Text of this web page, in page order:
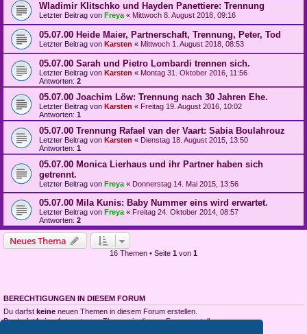
Wladimir Klitschko und Hayden Panettiere: Trennung
Letzter Beitrag von Freya « Mittwoch 8. August 2018, 09:16
05.07.00 Heide Maier, Partnerschaft, Trennung, Peter, Tod
Letzter Beitrag von Karsten « Mittwoch 1. August 2018, 08:53
05.07.00 Sarah und Pietro Lombardi trennen sich.
Letzter Beitrag von Karsten « Montag 31. Oktober 2016, 11:56
Antworten: 2
05.07.00 Joachim Löw: Trennung nach 30 Jahren Ehe.
Letzter Beitrag von Karsten « Freitag 19. August 2016, 10:02
Antworten: 1
05.07.00 Trennung Rafael van der Vaart: Sabia Boulahrouz
Letzter Beitrag von Karsten « Dienstag 18. August 2015, 13:50
Antworten: 1
05.07.00 Monica Lierhaus und ihr Partner haben sich
getrennt.
Letzter Beitrag von Freya « Donnerstag 14. Mai 2015, 13:56
05.07.00 Mila Kunis: Baby Nummer eins wird erwartet.
Letzter Beitrag von Freya « Freitag 24. Oktober 2014, 08:57
Antworten: 2
Neues Thema
16 Themen • Seite 1 von 1
BERECHTIGUNGEN IN DIESEM FORUM
Du darfst keine neuen Themen in diesem Forum erstellen.
Du darfstkeineAntworten zu Themen in diesem Forum erstellen.